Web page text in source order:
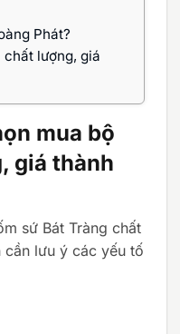
Phát?
lượng, giá
mua bộ
giá thành
sứ Bát Tràng chất
lưu ý các yếu tố